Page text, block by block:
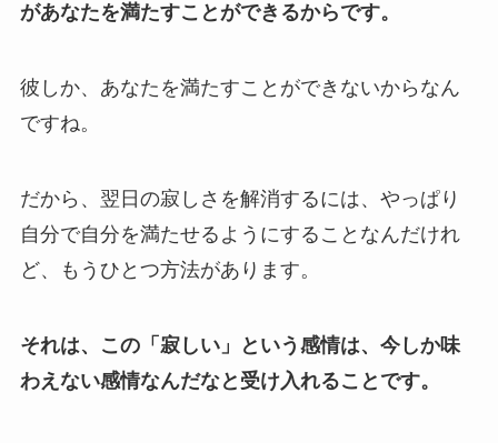
があなたを満たすことができるからです。
彼しか、あなたを満たすことができないからなん
ですね。
だから、翌日の寂しさを解消するには、やっぱり
自分で自分を満たせるようにすることなんだけれ
ど、もうひとつ方法があります。
それは、この「寂しい」という感情は、今しか味
わえない感情なんだなと受け入れることです。